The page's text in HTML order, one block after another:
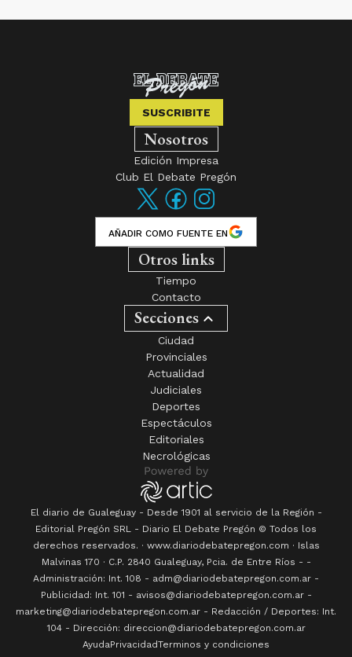
SUSCRIBITE
Nosotros
Edición Impresa
Club El Debate Pregón
AÑADIR COMO FUENTE EN
Otros links
Tiempo
Contacto
Secciones
Ciudad
Provinciales
Actualidad
Judiciales
Deportes
Espectáculos
Editoriales
Necrológicas
El diario de Gualeguay - Desde 1901 al servicio de la Región -
Editorial Pregón SRL - Diario El Debate Pregón © Todos los
derechos reservados. · www.diariodebatepregon.com · Islas
Malvinas 170 · C.P. 2840 Gualeguay, Pcia. de Entre Ríos - -
Administración: Int. 108 - adm@diariodebatepregon.com.ar -
Publicidad: Int. 101 - avisos@diariodebatepregon.com.ar -
marketing@diariodebatepregon.com.ar - Redacción / Deportes: Int.
104 - Dirección: direccion@diariodebatepregon.com.ar
AyudaPrivacidadTerminos y condiciones